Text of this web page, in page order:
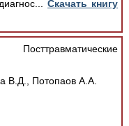
Скачать книгу
В.Д., Потопаов А.А.